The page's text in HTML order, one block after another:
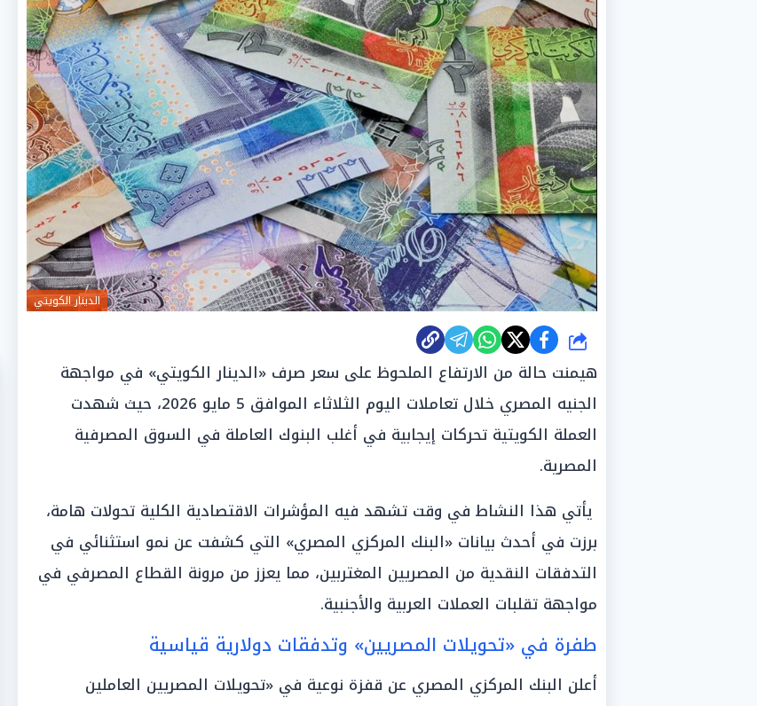
الدينار الكويتي
شارك
هيمنت حالة من الارتفاع الملحوظ على سعر صرف «الدينار الكويتي» في مواجهة
الجنيه المصري خلال تعاملات اليوم الثلاثاء الموافق 5 مايو 2026، حيث شهدت
العملة الكويتية تحركات إيجابية في أغلب البنوك العاملة في السوق المصرفية
المصرية.
يأتي هذا النشاط في وقت تشهد فيه المؤشرات الاقتصادية الكلية تحولات هامة،
برزت في أحدث بيانات «البنك المركزي المصري» التي كشفت عن نمو استثنائي في
التدفقات النقدية من المصريين المغتربين، مما يعزز من مرونة القطاع المصرفي في
مواجهة تقلبات العملات العربية والأجنبية.
طفرة في «تحويلات المصريين» وتدفقات دولارية قياسية
أعلن البنك المركزي المصري عن قفزة نوعية في «تحويلات المصريين العاملين